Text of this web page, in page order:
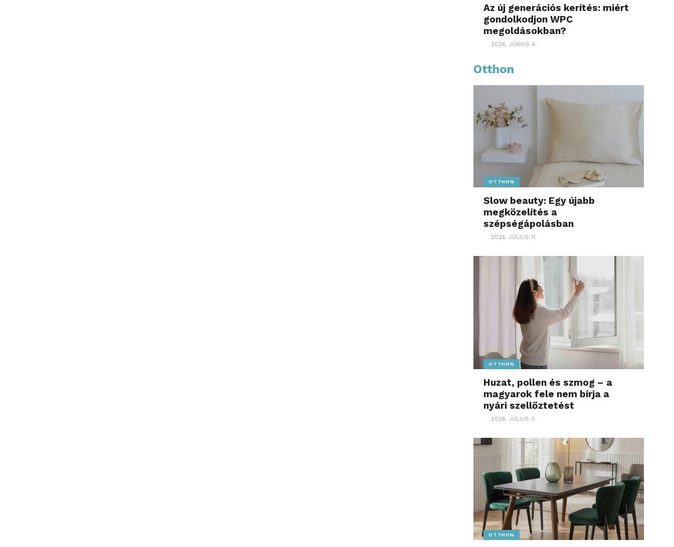
Az új generációs kerítés: miért
gondolkodjon WPC
megoldásokban?
2026. JÚNIUS 4.
Otthon
OTTHON
Slow beauty: Egy újabb
megközelítés a
szépségápolásban
2026. JÚLIUS 11.
OTTHON
Huzat, pollen és szmog – a
magyarok fele nem bírja a
nyári szellőztetést
2026. JÚLIUS 3.
OTTHON